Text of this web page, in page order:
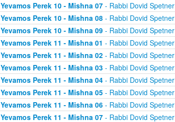
Yevamos Perek 10 - Mishna 07- Rabbi Dovid Spetner
Yevamos Perek 10 - Mishna 08- Rabbi Dovid Spetner
Yevamos Perek 10 - Mishna 09- Rabbi Dovid Spetner
Yevamos Perek 11 - Mishna 01 - Rabbi Dovid Spetner
Yevamos Perek 11 - Mishna 02- Rabbi Dovid Spetner
Yevamos Perek 11 - Mishna 03- Rabbi Dovid Spetner
Yevamos Perek 11 - Mishna 04- Rabbi Dovid Spetner
Yevamos Perek 11 - Mishna 05- Rabbi Dovid Spetner
Yevamos Perek 11 - Mishna 06- Rabbi Dovid Spetner
Yevamos Perek 11 - Mishna 07- Rabbi Dovid Spetner